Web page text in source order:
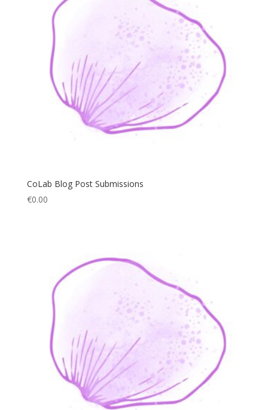
CoLab Blog Post Submissions
€0.00